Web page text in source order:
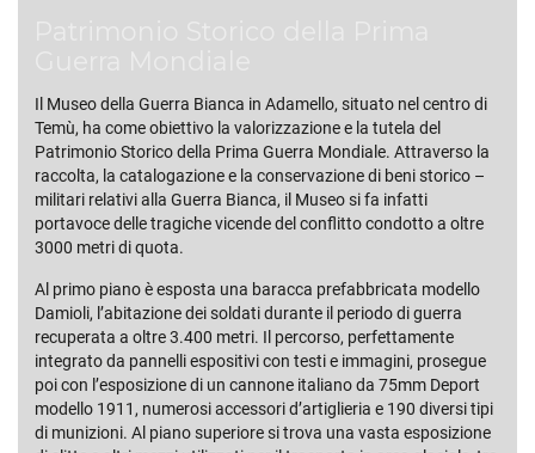
Il Museo della Guerra Bianca in Adamello, situato nel centro di
Temù, ha come obiettivo la valorizzazione e la tutela del
Patrimonio Storico della Prima Guerra Mondiale. Attraverso la
raccolta, la catalogazione e la conservazione di beni storico –
militari relativi alla Guerra Bianca, il Museo si fa infatti
portavoce delle tragiche vicende del conflitto condotto a oltre
3000 metri di quota.
Al primo piano è esposta una baracca prefabbricata modello
Damioli, l’abitazione dei soldati durante il periodo di guerra
recuperata a oltre 3.400 metri. Il percorso, perfettamente
integrato da pannelli espositivi con testi e immagini, prosegue
poi con l’esposizione di un cannone italiano da 75mm Deport
modello 1911, numerosi accessori d’artiglieria e 190 diversi tipi
di munizioni. Al piano superiore si trova una vasta esposizione